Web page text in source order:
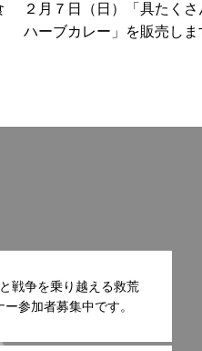
２月７日（日）「具たく
ハーブカレー」を販売しま
戦争を乗り越える救荒
参加者募集中です。